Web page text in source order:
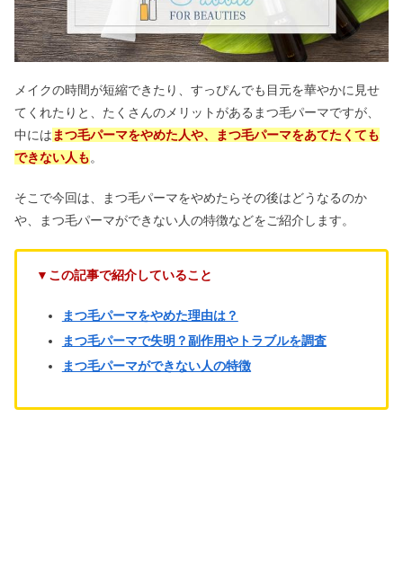
メイクの時間が短縮できたり、すっぴんでも目元を華やかに見せ
てくれたりと、たくさんのメリットがあるまつ毛パーマですが、
中にはまつ毛パーマをやめた人や、まつ毛パーマをあてたくても
できない人も。
そこで今回は、まつ毛パーマをやめたらその後はどうなるのか
や、まつ毛パーマができない人の特徴などをご紹介します。
▼この記事で紹介していること
まつ毛パーマをやめた理由は？
まつ毛パーマで失明？副作用やトラブルを調査
まつ毛パーマができない人の特徴